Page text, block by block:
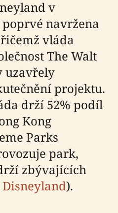
v
navržena
vláda
The Walt
uzavřely
projektu.
drží 52% podíl
Kong
Parks
park,
zbývajících
).